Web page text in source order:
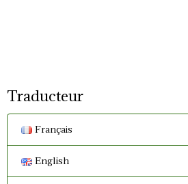
Traducteur
Français
English